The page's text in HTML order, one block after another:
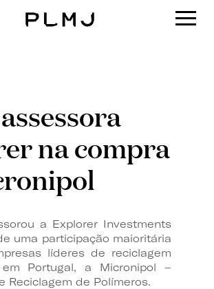
na compra
a Explorer Investments
uma participação maioritária
líderes de reciclagem
Portugal, a Micronipol –
Reciclagem de Polímeros.